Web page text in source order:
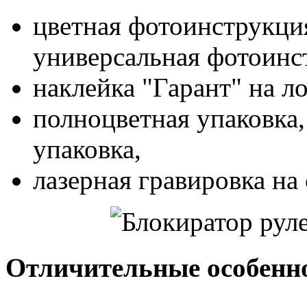
цветная
универсальная
наклейка "Гарант" на
полноцветная
упаковка,
лазерная гравировка
Отличительные